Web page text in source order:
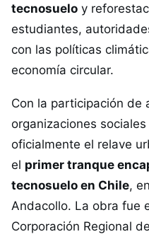
tecnosuelo y
estudiantes,
con las políticas
economía circular.
Con la participación de
organizaciones
oficialmente el relave
el primer tranque
tecnosuelo en Chile,
Andacollo. La obra fue
Corporación Regional